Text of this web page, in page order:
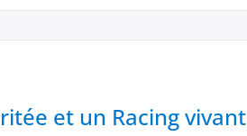
et un Racing vivant